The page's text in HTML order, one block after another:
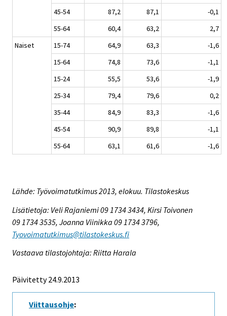
45-54
87,2 87,1
-0,1
55-64
60,4 63,2
2,7
Naiset
15-74 64,9 63,3
-1,6
15-64
74,8 73,6
-1,1
15-24
55,5 53,6
-1,9
25-34
79,4 79,6
0,2
35-44
84,9 83,3
-1,6
45-54
90,9 89,8
-1,1
55-64
63,1 61,6 -1,6
Lähde: Työvoimatutkimus 2013, elokuu. Tilastokeskus
Lisätietoja: Veli Rajaniemi 09 1734 3434, Kirsi Toivonen
09 1734 3535, Joanna Viinikka 09 1734 3796,
Tyovoimatutkimus@tilastokeskus.fi
Vastaava tilastojohtaja: Riitta Harala
Päivitetty 24.9.2013
Viittausohje: